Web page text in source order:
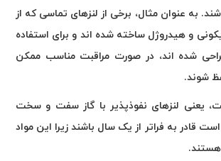
به عنوان مثال، برخی از لنزهای تماسی که از
و هیدروژل ساخته شده اند و برای استفاده
شده اند، در صورت مراقبت مناسب ممکن
شوند.
یعنی لنزهای نفوذپذیر با گاز سفت و سخت
قادر به فراتر از یک سال باشند زیرا این مواد
هستند.